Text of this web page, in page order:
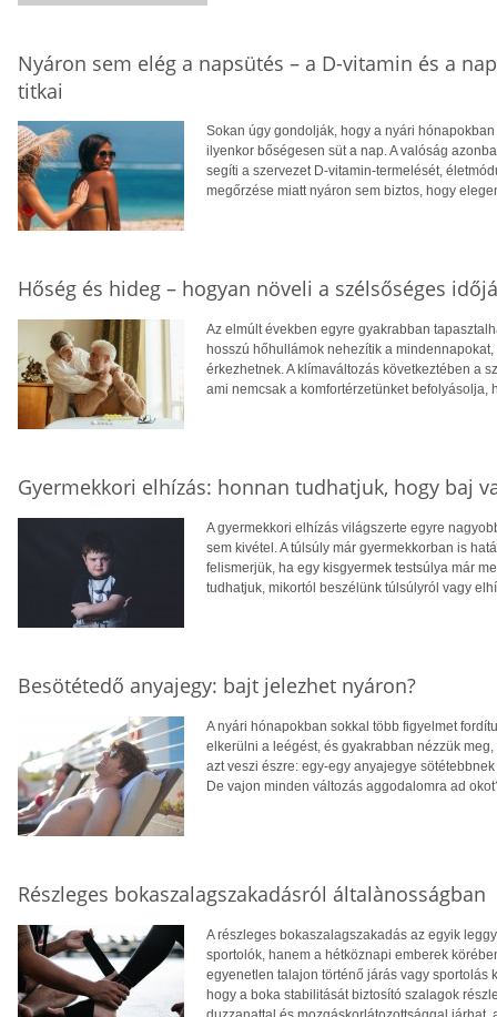
Nyáron sem elég a napsütés – a D-vitamin és a
titkai
Sokan úgy gondolják, hogy a nyári
ilyenkor bőségesen süt a nap. A valóság
segíti a szervezet D-vitamin-termelését,
megőrzése miatt nyáron sem biztos, hogy
Hőség és hideg – hogyan növeli a szélsőséges
Az elmúlt években egyre gyakrabban
hosszú hőhullámok nehezítik a
érkezhetnek. A klímaváltozás következtében a
ami nemcsak a komfortérzetünket
Gyermekkori elhízás: honnan tudhatjuk, hogy baj
A gyermekkori elhízás világszerte egyre
sem kivétel. A túlsúly már gyermekkorban is
felismerjük, ha egy kisgyermek testsúlya már
tudhatjuk, mikortól beszélünk túlsúlyról vagy
Besötétedő anyajegy: bajt jelezhet nyáron?
A nyári hónapokban sokkal több figyelmet
elkerülni a leégést, és gyakrabban nézzük
azt veszi észre: egy-egy anyajegye
De vajon minden változás aggodalomra ad
Részleges bokaszalagszakadásról általànosságban
A részleges bokaszalagszakadás az egyik
sportolók, hanem a hétköznapi emberek
egyenetlen talajon történő járás vagy
hogy a boka stabilitását biztosító szalagok